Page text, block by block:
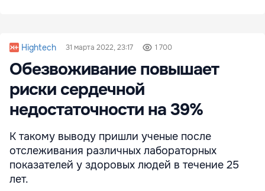
Hightech 31 марта 2022, 23:17 1 700
Обезвоживание повышает
риски сердечной
недостаточности на 39%
К такому выводу пришли ученые после
отслеживания различных лабораторных
показателей у здоровых людей в течение 25
лет.